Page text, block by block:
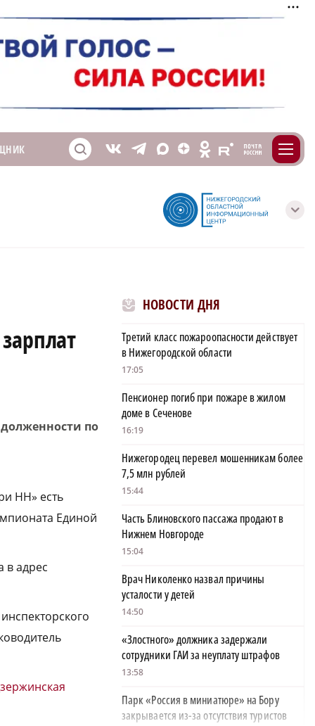
S V T X Z O E m
с
по
НН» есть
Единой
в адрес
НОВОСТИ ДНЯ
Третий класс пожароопасности действует
в Нижегородской области
17:05
Пенсионер погиб при пожаре в жилом
доме в Сеченове
16:19
Нижегородец перевел мошенникам более
7,5 млн рублей
15:44
Часть Блиновского пассажа продают в
Нижнем Новгороде
15:04
Врач Николенко назвал причины
усталости у детей
14:50
«Злостного» должника задержали
сотрудники ГАИ за неуплату штрафов
13:58
Парк «Россия в миниатюре» на Бору
закрывается из-за отсутствия туристов